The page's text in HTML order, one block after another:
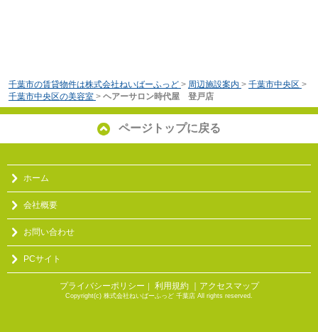
千葉市の賃貸物件は株式会社ねいばーふっど > 周辺施設案内 > 千葉市中央区 >
千葉市中央区の美容室 > ヘアーサロン時代屋 登戸店
ページトップに戻る
ホーム
会社概要
お問い合わせ
PCサイト
プライバシーポリシー ｜ 利用規約 ｜アクセスマップ
Copyright(c) 株式会社ねいばーふっど 千葉店 All rights reserved.